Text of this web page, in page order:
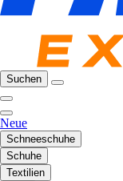
Suchen
Neue
Schneeschuhe
Schuhe
Textilien